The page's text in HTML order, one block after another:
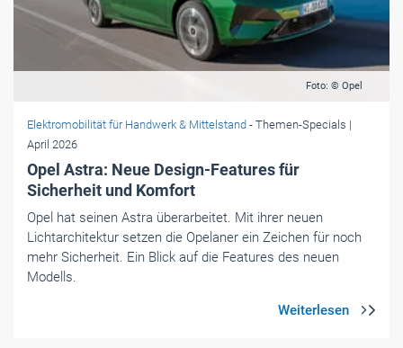
Foto: © Opel
Elektromobilität für Handwerk & Mittelstand - Themen-Specials |
April 2026
Opel Astra: Neue Design-Features für
Sicherheit und Komfort
Opel hat seinen Astra überarbeitet. Mit ihrer neuen
Lichtarchitektur setzen die Opelaner ein Zeichen für noch
mehr Sicherheit. Ein Blick auf die Features des neuen
Modells.